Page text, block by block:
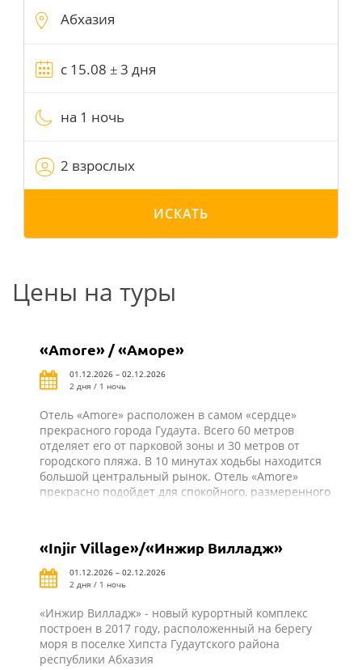
на 1 ночь
2 взрослых
ИСКАТЬ
Цены на туры
«Amore» / «Аморе»
01.12.2026 – 02.12.2026
2 дня / 1 ночь
Отель «Amore» расположен в самом «сердце»
прекрасного города Гудаута. Всего 60 метров
отделяет его от парковой зоны и 30 метров от
городского пляжа. В 10 минутах ходьбы находится
большой центральный рынок. Отель «Amore»
прекрасно подойдет для спокойного, размеренного
«Injir Village»/«Инжир Вилладж»
01.12.2026 – 02.12.2026
2 дня / 1 ночь
«Инжир Вилладж» - новый курортный комплекс
построен в 2017 году, расположенный на берегу
моря в поселке Хипста Гудаутского района
республики Абхазия